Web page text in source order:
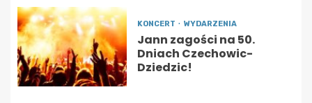
KONCERT WYDARZENIA
Jann zagości na 50.
Dniach Czechowic-
Dziedzic!